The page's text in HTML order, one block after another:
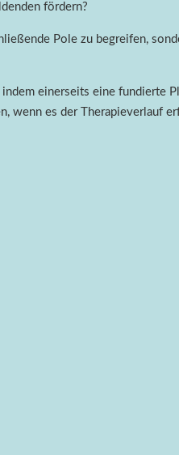
fördern?
Pole zu begreifen,
einerseits eine fundierte
wenn es der Therapieverlauf